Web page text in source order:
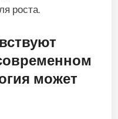
роста.
может